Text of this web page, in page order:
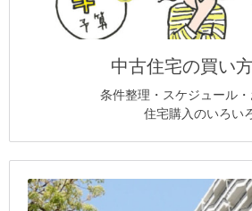
中古住宅の買い
条件整理・スケジュール
住宅購入のいろい